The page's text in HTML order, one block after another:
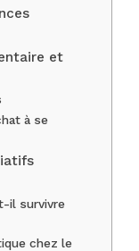
et
à se
il survivre
chez le